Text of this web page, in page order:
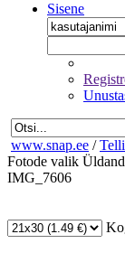
Sisene
www.snap.ee /
Fotode valik
IMG_7606